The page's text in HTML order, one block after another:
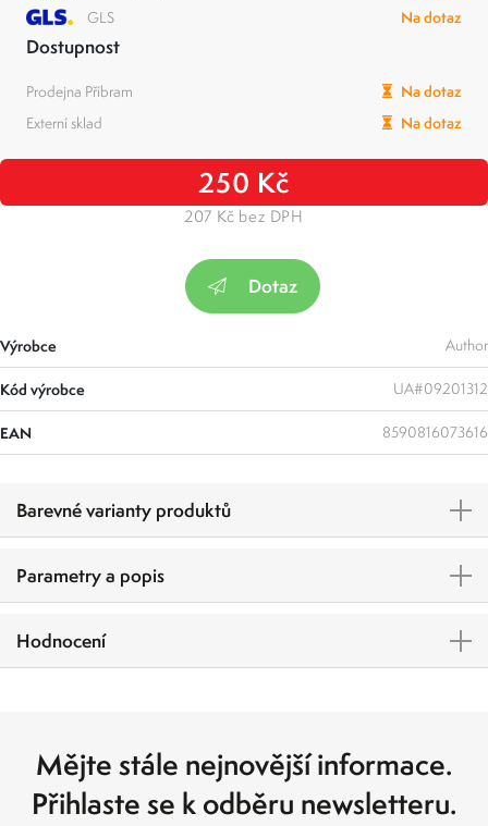
GLS
Na dotaz
Dostupnost
Prodejna Příbram
Na dotaz
Externí sklad
Na dotaz
250 Kč
207 Kč bez DPH
Dotaz
Výrobce Author
Kód výrobce UA#09201312
EAN 8590816073616
Barevné varianty produktů
Parametry a popis
Hodnocení
Mějte stále nejnovější informace.
Přihlaste se k odběru newsletteru.